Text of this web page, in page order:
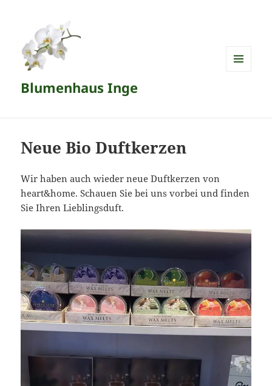
Blumenhaus Inge
Neue Bio Duftkerzen
Wir haben auch wieder neue Duftkerzen von
heart&home. Schauen Sie bei uns vorbei und finden
Sie Ihren Lieblingsduft.